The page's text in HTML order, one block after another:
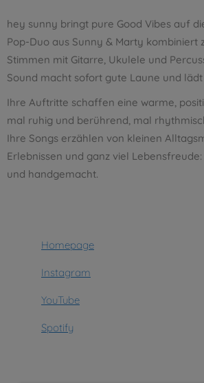
hey sunny bringt pure Good Vibes auf
Pop-Duo aus Sunny & Marty kombiniert
Stimmen mit Gitarre, Ukulele und
Sound macht sofort gute Laune und lädt
Ihre Auftritte schaffen eine warme,
mal ruhig und berührend, mal
Ihre Songs erzählen von kleinen
Erlebnissen und ganz viel
und handgemacht.
Homepage
Instagram
YouTube
Spotify